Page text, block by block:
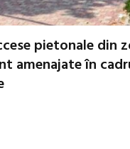
pietonale din
amenajate în